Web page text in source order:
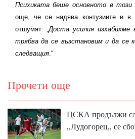
Психиката беше основното в този
още, че се надява контузиите и в
отшумят: „Доста усилия изхабихме
трябва да се възстановим и да се
следващия.“
Прочети още
ЦСКА продължи
,,Лудогорец,, се